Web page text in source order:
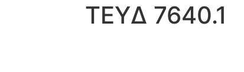
ΤΕΥΔ 7640.1